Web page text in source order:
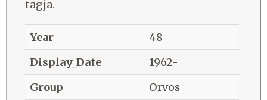
tagja.
Year
48
Display_Date
1962-
Group
Orvos